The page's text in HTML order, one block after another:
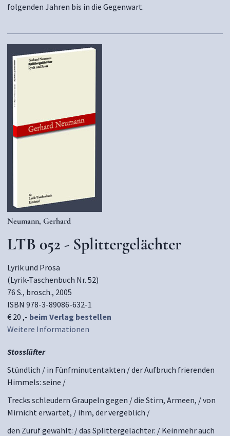
folgenden Jahren bis in die Gegenwart.
Neumann, Gerhard
LTB 052 - Splittergelächter
Lyrik und Prosa
(Lyrik-Taschenbuch Nr. 52)
76 S., brosch., 2005
ISBN 978-3-89086-632-1
€ 20 ,- beim Verlag bestellen
Weitere Informationen
Stosslüfter
Stündlich / in Fünfminutentakten / der Aufbruch frierenden
Himmels: seine /
Trecks schleudern Graupeln gegen / die Stirn, Armeen, / von
Mirnicht erwartet, / ihm, der vergeblich /
den Zuruf gewählt: / das Splittergelächter. / Keinmehr auch